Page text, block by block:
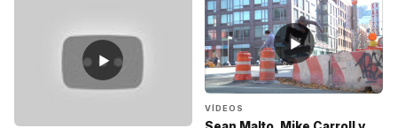
▶
▶
VÍDEOS